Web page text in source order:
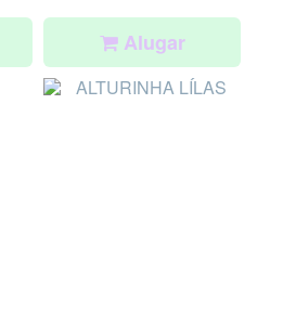
Alugar